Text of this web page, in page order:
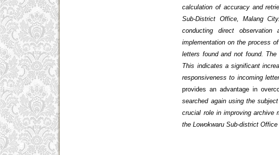
calculation of accuracy and
Sub-District Office, Malang
conducting direct
implementation on the process
letters found and not found.
This indicates a significant
responsiveness to incoming
provides an advantage in
searched again using the
crucial role in improving archive
the Lowokwaru Sub-district Office